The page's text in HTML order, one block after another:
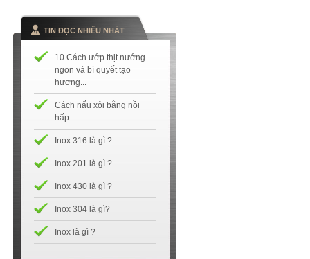
TIN ĐỌC NHIỀU NHẤT
10 Cách ướp thịt nướng
ngon và bí quyết tạo
hương...
Cách nấu xôi bằng nồi
hấp
Inox 316 là gì ?
Inox 201 là gì ?
Inox 430 là gì ?
Inox 304 là gì?
Inox là gì ?